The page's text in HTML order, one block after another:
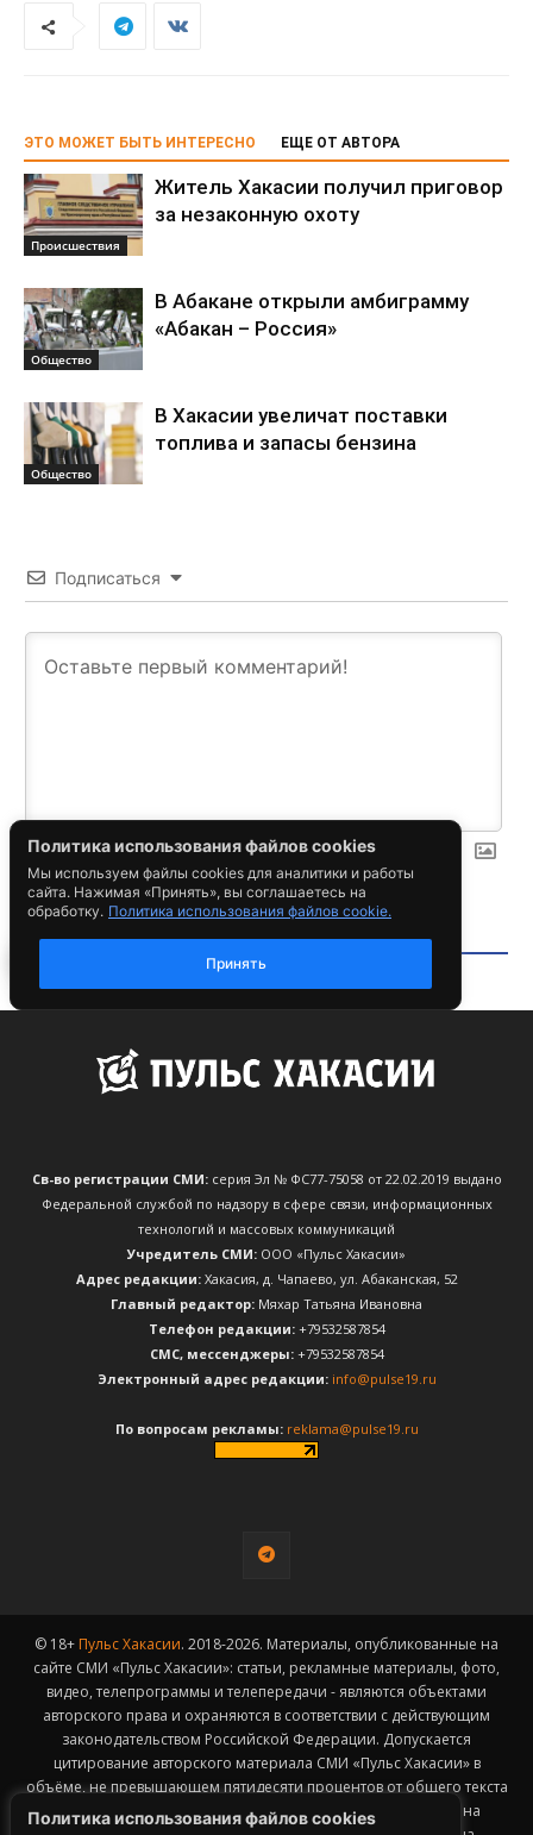
Политика использования файлов cookies
Св-во регистрации СМИ:серия Эл № ФС77-75058 от 22.02.2019 выдано
Федеральной службой по надзору в сфере связи, информационных
технологий и массовых коммуникаций
Учредитель СМИ: ООО «Пульс Хакасии»
Адрес редакции:Хакасия, д. Чапаево, ул. Абаканская, 52
Главный редактор: Мяхар Татьяна Ивановна
Телефон редакции:+79532587854
CМС, мессенджеры:+79532587854
Электронный адрес редакции: info@pulse19.ru
По вопросам рекламы: reklama@pulse19.ru
© 18+ Пульс Хакасии. 2018-2026. Материалы, опубликованные на
сайте СМИ «Пульс Хакасии»: статьи, рекламные материалы, фото,
видео, телепрограммы и телепередачи - являются объектами
авторского права и охраняются в соответствии с действующим
законодательством Российской Федерации. Допускается
цитирование авторского материала СМИ «Пульс Хакасии» в
объёме, не превышающем пятидесяти процентов от общего текста
публикации с обязательным размещением гиперссылки на